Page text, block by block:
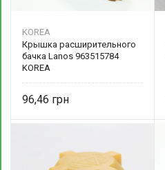
KOREA
Крышка расширительного
бачка Lanos 963515784
KOREA
96,46